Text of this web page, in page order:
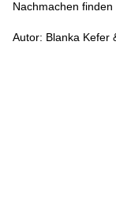
Nachmachen
Autor: Blanka Kefer